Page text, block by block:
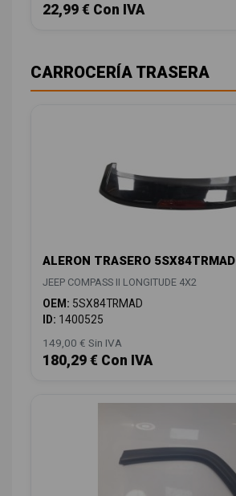
22,99 € Con IVA
CARROCERÍA TRASERA
ALERON TRASERO 5SX84TRMAD
JEEP COMPASS II LONGITUDE 4X2
OEM: 5SX84TRMAD
ID: 1400525
149,00 € Sin IVA
180,29 € Con IVA